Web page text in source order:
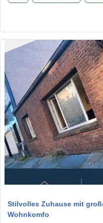
Stilvolles Zuhause mit
Wohnkomfo